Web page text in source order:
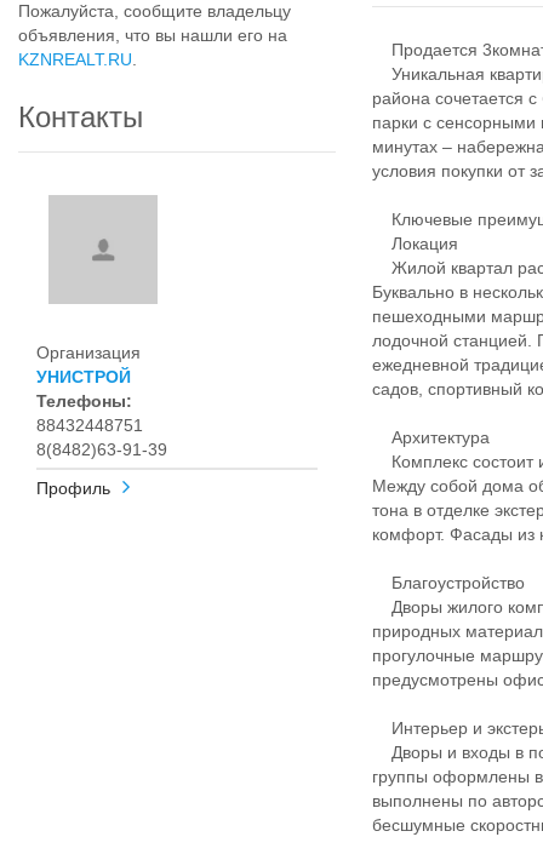
Пожалуйста, сообщите владельцу
объявления, что вы нашли его на
KZNREALT.RU
Контакты
Организация
УНИСТРОЙ
Телефоны:
88432448751
8(8482)63-91-39
Профиль
Продается
Уникальная
района сочетается
парки с
минутах –
условия покупки от
Ключевые
Локация
Жилой квартал
Буквально в
пешеходными
лодочной станцией.
ежедневной
садов, спортивный
Архитектура
Комплекс состоит
Между собой дома
тона в отделке
комфорт. Фасады из
Благоустройство
Дворы жилого
природных
прогулочные
предусмотрены
Интерьер и
Дворы и входы в
группы оформлены
выполнены по
бесшумные